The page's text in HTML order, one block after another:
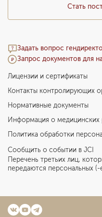
Стать
Задать вопрос
Запрос документов для
Лицензии и сертификаты
Контакты контролирующих
Нормативные документы
Информация о медицинских
Политика обработки
Сообщить о событии в JCI
Перечень третьих лиц,
передаются персональных (-